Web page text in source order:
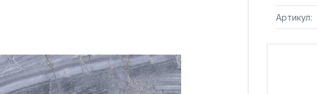
Артикул: